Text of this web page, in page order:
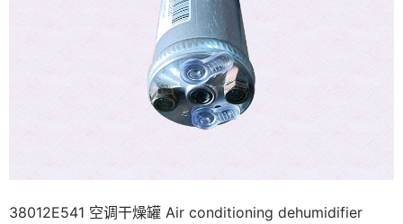
38012E541 空调干燥罐 Air conditioning dehumidifier